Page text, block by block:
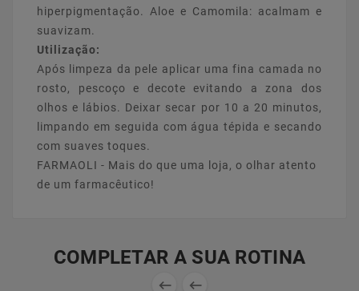
hiperpigmentação. Aloe e Camomila: acalmam e
suavizam.
Utilização:
Após limpeza da pele aplicar uma fina camada no
rosto, pescoço e decote evitando a zona dos
olhos e lábios. Deixar secar por 10 a 20 minutos,
limpando em seguida com água tépida e secando
com suaves toques.
FARMAOLI - Mais do que uma loja, o olhar atento
de um farmacêutico!
COMPLETAR A SUA ROTINA
 